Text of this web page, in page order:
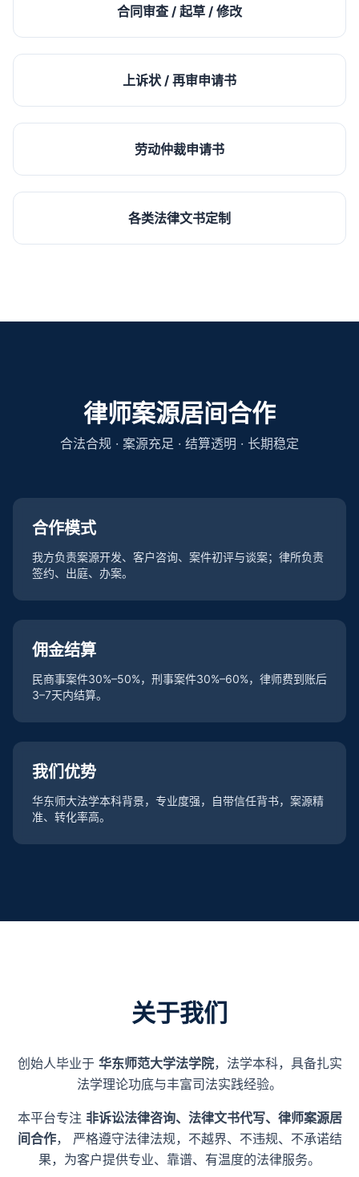
合同审查 / 起草 / 修改
上诉状 / 再审申请书
劳动仲裁申请书
各类法律文书定制
律师案源居间合作
合法合规 · 案源充足 · 结算透明 · 长期稳定
合作模式
我方负责案源开发、客户咨询、案件初评与谈案；律所负责
签约、出庭、办案。
佣金结算
民商事案件30%–50%，刑事案件30%–60%，律师费到账后
3–7天内结算。
我们优势
华东师大法学本科背景，专业度强，自带信任背书，案源精
准、转化率高。
关于我们
创始人毕业于 华东师范大学法学院，法学本科，具备扎实
法学理论功底与丰富司法实践经验。
本平台专注 非诉讼法律咨询、法律文书代写、律师案源居
间合作， 严格遵守法律法规，不越界、不违规、不承诺结
果，为客户提供专业、靠谱、有温度的法律服务。